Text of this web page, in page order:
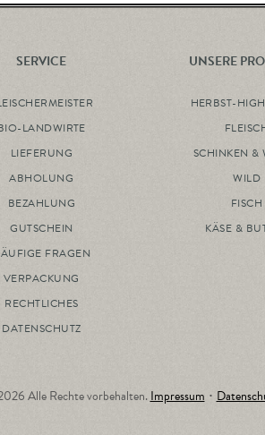
SERVICE
LANDWIRTE
LIEFERUNG
ABHOLUNG
BEZAHLUNG
GUTSCHEIN
FRAGEN
VERPACKUNG
RECHTLICHES
DATENSCHUTZ
UNSERE
HERBST-
SCHINKEN &
WILD
FISCH
KÄSE &
Alle Rechte vorbehalten.Impressum ･